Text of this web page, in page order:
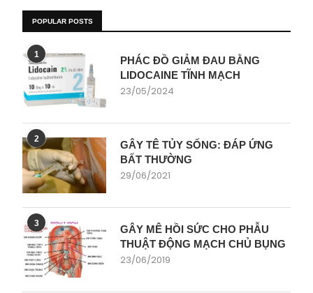
POPULAR POSTS
1
PHÁC ĐỒ GIẢM ĐAU BẰNG
LIDOCAINE TĨNH MẠCH
23/05/2024
2
GÂY TÊ TỦY SỐNG: ĐÁP ỨNG
BẤT THƯỜNG
29/06/2021
3
GÂY MÊ HỒI SỨC CHO PHẪU
THUẬT ĐỘNG MẠCH CHỦ BỤNG
23/06/2019